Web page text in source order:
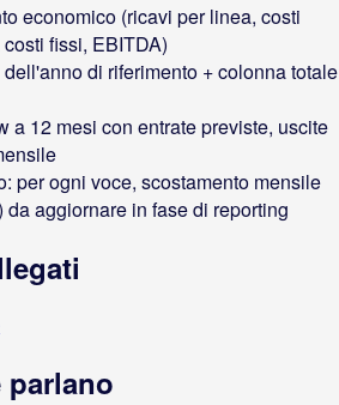
economico (ricavi per linea, costi
fissi, EBITDA)
di riferimento + colonna totale
a 12 mesi con entrate previste, uscite
per ogni voce, scostamento mensile
da aggiornare in fase di reporting